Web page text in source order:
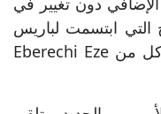
التي ابتسمت لباريس
سان جيرمان، مستفيدًا من إهدار كل من Eberechi Eze